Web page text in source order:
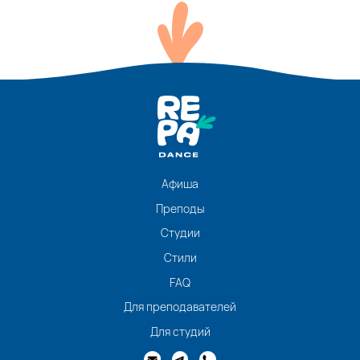
Афиша
Преподы
Студии
Стили
FAQ
Для преподавателей
Для студий